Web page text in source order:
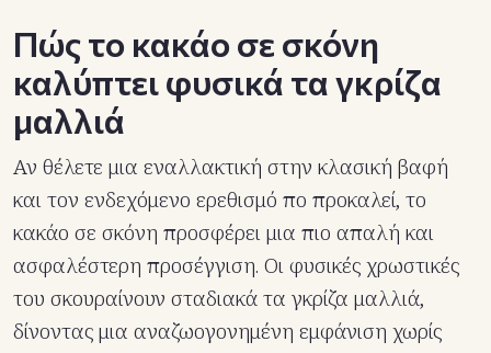
Πώς το κακάο σε σκόνη
καλύπτει φυσικά τα γκρίζα
μαλλιά
Αν θέλετε μια εναλλακτική στην κλασική βαφή
και τον ενδεχόμενο ερεθισμό πο προκαλεί, το
κακάο σε σκόνη προσφέρει μια πιο απαλή και
ασφαλέστερη προσέγγιση. Οι φυσικές χρωστικές
του σκουραίνουν σταδιακά τα γκρίζα μαλλιά,
δίνοντας μια αναζωογονημένη εμφάνιση χωρίς